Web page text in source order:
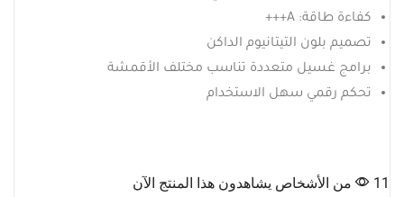
كفاءة طاقة: A+++
تصميم بلون التيتانيوم الداكن
برامج غسيل متعددة تناسب مختلف الأقمشة
تحكم رقمي سهل الاستخدام
11 من الأشخاص يشاهدون هذا المنتج الآن